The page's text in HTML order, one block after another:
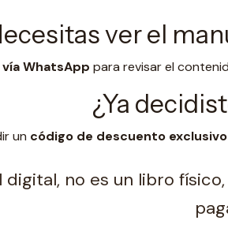
ver el
WhatsApp para revisar el
¿Ya
un código de descuento exclusivo
digital, no es un libro